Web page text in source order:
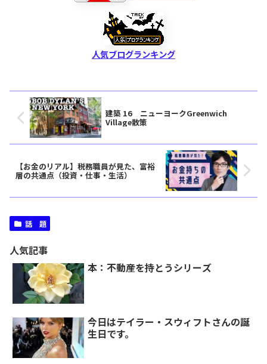
人気ブログランキング
建築 16 ニューヨークGreenwich
Village散策
【お金のリアル】税務職員が見た、富裕
層の共通点（投資・仕事・生活）
話 題
人気記事
本：不動産を持とうシリーズ
今日はテイラー・スウィフトさんの誕
生日です。